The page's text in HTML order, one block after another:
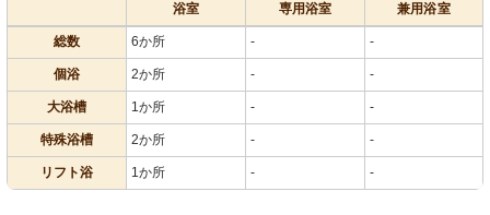
浴室 専用浴室 兼用浴室
総数 6か所 - -
個浴 2か所 - -
大浴槽 1か所 - -
特殊浴槽 2か所 - -
リフト浴 1か所 - -